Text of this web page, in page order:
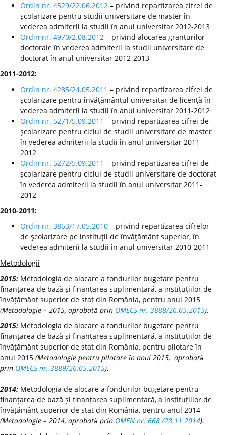
Ordin nr. 4529/22.06.2012 – privind repartizarea cifrei de
şcolarizare pentru studii universitare de master în
vederea admiterii la studii în anul universitar 2012-2013
Ordin nr. 4970/2.08.2012 – privind alocarea granturilor
doctorale în vederea admiterii la studii universitare de
doctorat în anul universitar 2012-2013
2011-2012:
Ordin nr. 4285/24.05.2011 – privind repartizarea cifrei de
şcolarizare pentru învăţământul universitar de licenţă în
vederea admiterii la studii în anul universitar 2011-2012
Ordin nr. 5271/5.09.2011 – privind repartizarea cifrei de
şcolarizare pentru ciclul de studii universitare de master
în vederea admiterii la studii în anul universitar 2011-
2012
Ordin nr. 5272/5.09.2011 – privind repartizarea cifrei de
şcolarizare pentru ciclul de studii universitare de doctorat
în vederea admiterii la studii în anul universitar 2011-
2012
2010-2011:
Ordin nr. 3853/17.05.2010 – privind repartizarea cifrelor
de şcolarizare pe instituţii de învăţământ superior, în
vederea admiterii la studii în anul universitar 2010-2011
Metodologii
2015: Metodologia de alocare a fondurilor bugetare pentru
finanțarea de bază și finanțarea suplimentară, a instituțiilor de
învățământ superior de stat din România, pentru anul 2015
(Metodologie – 2015, aprobată prin OMECS nr. 3888/26.05.2015).
2015: Metodologia de alocare a fondurilor bugetare pentru
finanțarea de bază și finanțarea suplimentară, a instituțiilor de
învățământ superior de stat din România, pentru pilotare în
anul 2015 (Metodologie pentru pilotare în anul 2015, aprobată
prin OMECS nr. 3889/26.05.2015).
2014: Metodologia de alocare a fondurilor bugetare pentru
finanțarea de bază și finanțarea suplimentară, a instituțiilor de
învățământ superior de stat din România, pentru anul 2014
(Metodologie – 2014, aprobată prin OMEN nr. 668 /28.11.2014).